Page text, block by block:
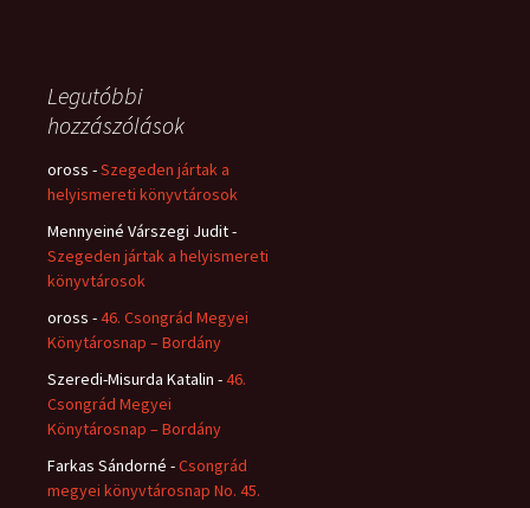
Legutóbbi
hozzászólások
oross -Szegeden jártak a
helyismereti könyvtárosok
Mennyeiné Várszegi Judit-
Szegeden jártak a helyismereti
könyvtárosok
oross -46. Csongrád Megyei
Könytárosnap – Bordány
Szeredi-Misurda Katalin -46.
Csongrád Megyei
Könytárosnap – Bordány
Farkas Sándorné -Csongrád
megyei könyvtárosnap No. 45.